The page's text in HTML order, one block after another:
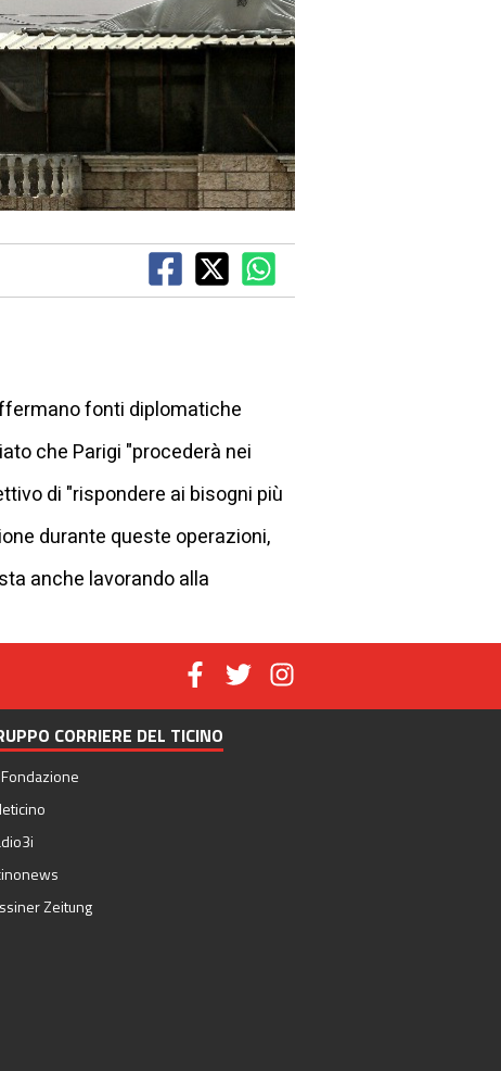
fonti diplomatiche
che Parigi "procederà nei
di "rispondere ai bisogni più
durante queste operazioni,
anche lavorando alla
CORRIERE DEL TICINO
Zeitung